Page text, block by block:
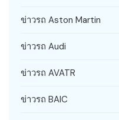
ข่าวรถ Aston Martin
ข่าวรถ Audi
ข่าวรถ AVATR
ข่าวรถ BAIC